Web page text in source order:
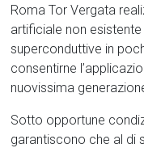
Roma Tor Vergata
artificiale non
superconduttive in
consentirne
nuovissima
Sotto opportune
garantiscono che al di